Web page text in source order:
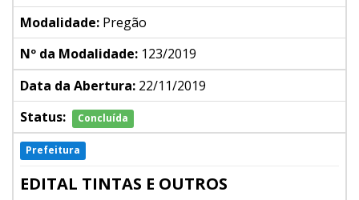
Modalidade: Pregão
Nº da Modalidade: 123/2019
Data da Abertura: 22/11/2019
Status:
Concluída
Prefeitura
EDITAL TINTAS E OUTROS